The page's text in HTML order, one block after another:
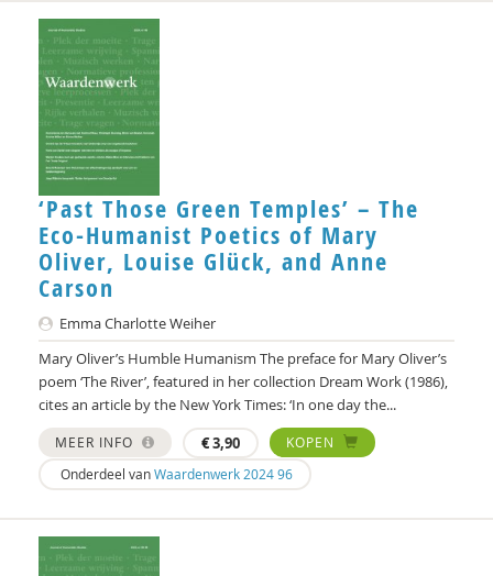
‘Past Those Green Temples’ – The
Eco-Humanist Poetics of Mary
Oliver, Louise Glück, and Anne
Carson
Emma Charlotte Weiher
Mary Oliver’s Humble Humanism The preface for Mary Oliver’s
poem ‘The River’, featured in her collection Dream Work (1986),
cites an article by the New York Times: ‘In one day the...
MEER INFO €3,90
KOPEN
Onderdeel vanWaardenwerk 2024 96